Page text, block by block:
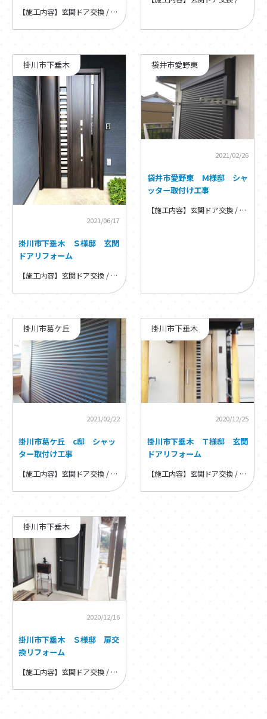
【施工内容】玄関ドア交換 / 玄関ドア・窓・内装リフォーム
掛川市下垂木
2021/06/17
掛川市下垂木 Ｓ様邸 玄関
ドアリフォーム
【施工内容】玄関ドア交換 / 玄関ドア・窓・内装リフォーム
袋井市愛野東
2021/02/26
袋井市愛野東 Ｍ様邸 シャ
ッター取付け工事
【施工内容】玄関ドア交換 / 玄関ドア・窓・内装リフォーム
掛川市葛ケ丘
2021/02/22
掛川市葛ケ丘 c邸 シャッ
ター取付け工事
【施工内容】玄関ドア交換 / 玄関ドア・窓・内装リフォーム
掛川市下垂木
2020/12/25
掛川市下垂木 Ｔ様邸 玄関
ドアリフォーム
【施工内容】玄関ドア交換 / 玄関ドア・窓・内装リフォーム
掛川市下垂木
2020/12/16
掛川市下垂木 Ｓ様邸 扉交
換リフォーム
【施工内容】玄関ドア交換 / 玄関ドア・窓・内装リフォーム